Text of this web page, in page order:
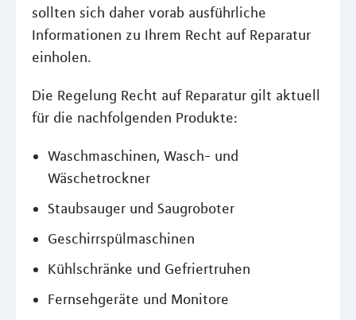
sollten sich daher vorab ausführliche
Informationen zu Ihrem Recht auf Reparatur
einholen.
Die Regelung Recht auf Reparatur gilt aktuell
für die nachfolgenden Produkte:
Waschmaschinen, Wasch- und
Wäschetrockner
Staubsauger und Saugroboter
Geschirrspülmaschinen
Kühlschränke und Gefriertruhen
Fernsehgeräte und Monitore